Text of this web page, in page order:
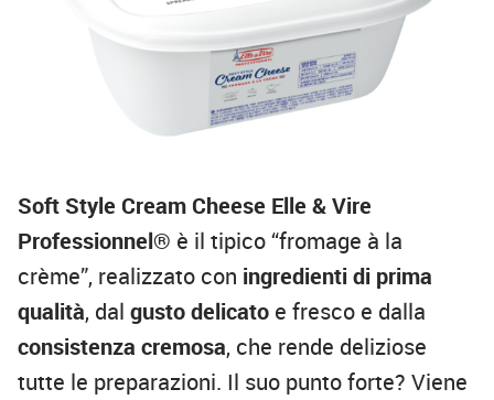
Soft Style Cream Cheese Elle & Vire
Professionnel® è il tipico “fromage à la
crème”, realizzato con ingredienti di prima
qualità, dal gusto delicato e fresco e dalla
consistenza cremosa, che rende deliziose
tutte le preparazioni. Il suo punto forte? Viene